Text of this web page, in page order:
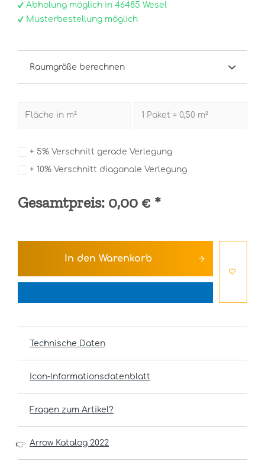
Abholung möglich in 46485 Wesel
Musterbestellung möglich
Raumgröße berechnen
+ 5% Verschnitt gerade Verlegung
+ 10% Verschnitt diagonale Verlegung
Gesamtpreis: 0,00 € *
In den Warenkorb
Technische Daten
Icon-Informationsdatenblatt
Fragen zum Artikel?
👉 Arrow Katalog 2022